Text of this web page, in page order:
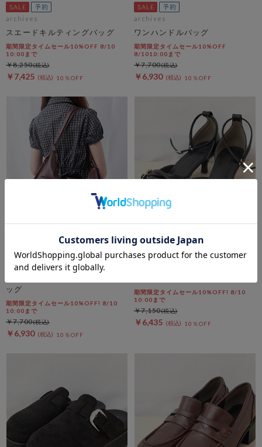
archives
スエードキルティングバッグ
期間限定タイムセール10%OFF 8/10
10:00まで
￥7,425 10％OFF
￥8,250
archives
ワンハンドルバッグ
期間限定タイムセール10%OFF
8/1010:00まで
￥6,930 10％OFF
￥7,700
archives
ッグ
期間限定タイムセール10%OFF! 8/10
10:00まで
￥6,930 10％OFF
￥7,700
期間限定タイムセール10%OFF! 8/10
10:00まで
￥6,435 10％OFF
￥7,150